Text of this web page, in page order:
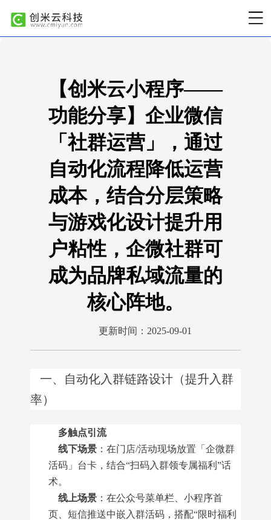
【创米云小程序——
功能分享】企业微信
「社群运营」，通过
自动化流程降低运营
成本，结合分层策略
与游戏化设计提升用
户粘性，企微社群可
成为品牌私域流量的
核心阵地。
更新时间：2025-09-01
一、 自动化入群链路设计（提升入群
率）
多触点引流
线下场景 ：在门店/活动现场放置「企微群
活码」台卡，结合“扫码入群领专属福利”话
术。
线上场景 ：在公众号菜单栏、小程序首
页、短信推送中嵌入群活码，搭配“限时福利